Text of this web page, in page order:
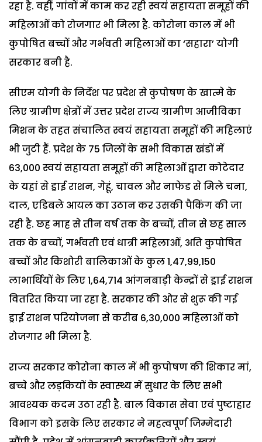
रहा है. वहीं, गांवों में काम कर रही स्वयं सहायता समूहों की
महिलाओं को रोजगार भी मिला है. कोरोना काल में भी
कुपोषित बच्चों और गर्भवती महिलाओं का ‘सहारा’ योगी
सरकार बनी है.
सीएम योगी के निर्देश पर प्रदेश से कुपोषण के खात्मे के
लिए ग्रामीण क्षेत्रों में उत्तर प्रदेश राज्य ग्रामीण आजीविका
मिशन के तहत संचालित स्वयं सहायता समूहों की महिलाएं
भी जुटी हैं. प्रदेश के 75 जिलों के सभी विकास खंडों में
63,000 स्वयं सहायता समूहों की महिलाओं द्वारा कोटेदार
के यहां से ड्राई राशन, गेहूं, चावल और नाफेड से मिले चना,
दाल, एडिबले आयल का उठान कर उसकी पैकिंग की जा
रही है. छह माह से तीन वर्ष तक के बच्चों, तीन से छह साल
तक के बच्चों, गर्भवती एवं धात्री महिलाओं, अति कुपोषित
बच्चों और किशोरी बालिकाओं के कुल 1,47,99,150
लाभार्थियों के लिए 1,64,714 आंगनबाड़ी केन्द्रों से ड्राई राशन
वितरित किया जा रहा है. सरकार की ओर से शुरू की गई
ड्राई राशन परियोजना से करीब 6,30,000 महिलाओं को
रोजगार भी मिला है.
राज्य सरकार कोरोना काल में भी कुपोषण की शिकार मां,
बच्चे और लड़कियों के स्वास्थ्य में सुधार के लिए सभी
आवश्यक कदम उठा रही है. बाल विकास सेवा एवं पुष्टाहार
विभाग को इसके लिए सरकार ने महत्वपूर्ण जिम्मेदारी